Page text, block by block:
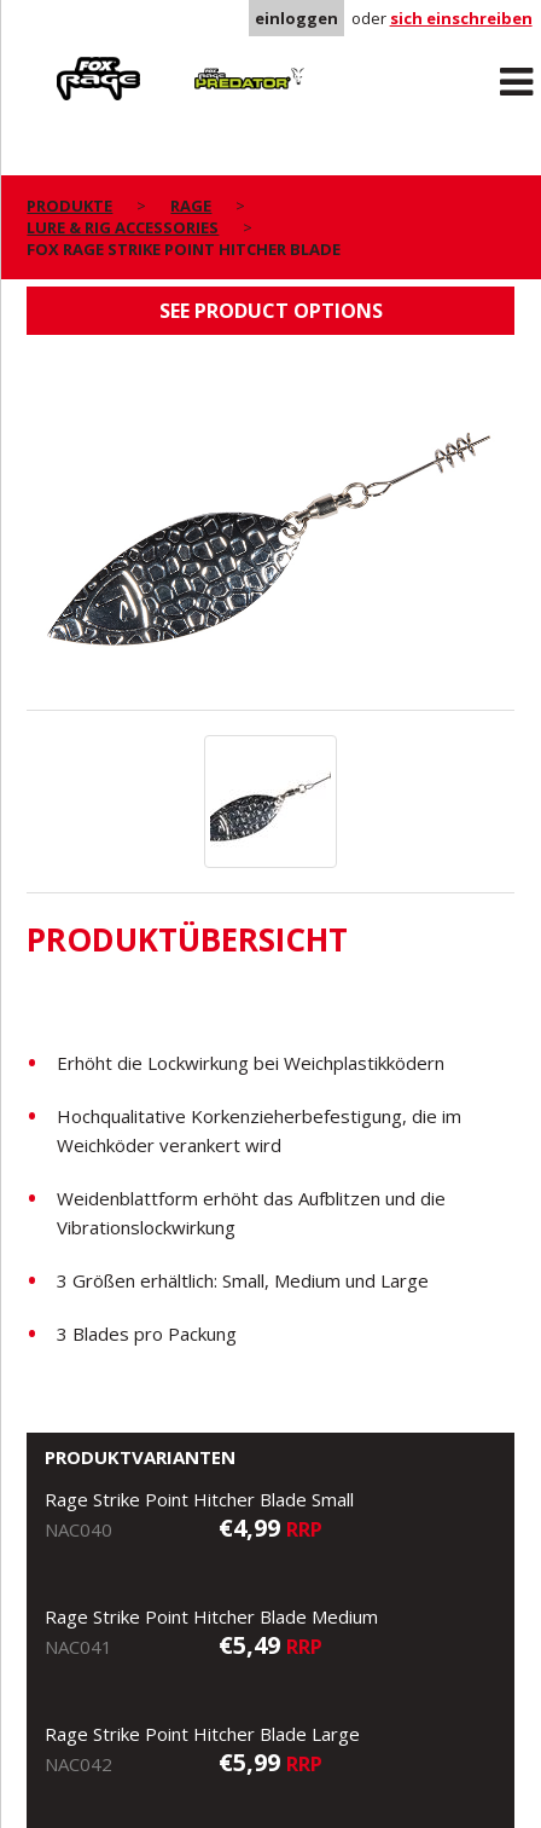
einloggen oder sich einschreiben
Predator
PRODUKTE
RAGE
LURE & RIG ACCESSORIES
FOX RAGE STRIKE POINT HITCHER BLADE
FOX RAGE STRIKE POINT HITCHER BLADE
SEE PRODUCT OPTIONS
PRODUKTÜBERSICHT
Erhöht die Lockwirkung bei Weichplastikködern
Hochqualitative Korkenzieherbefestigung, die im
Weichköder verankert wird
Weidenblattform erhöht das Aufblitzen und die
Vibrationslockwirkung
3 Größen erhältlich: Small, Medium und Large
3 Blades pro Packung
PRODUKTVARIANTEN
Rage Strike Point Hitcher Blade Small
NAC040
€4,99 RRP
Rage Strike Point Hitcher Blade Medium
NAC041
€5,49 RRP
Rage Strike Point Hitcher Blade Large
NAC042
€5,99 RRP